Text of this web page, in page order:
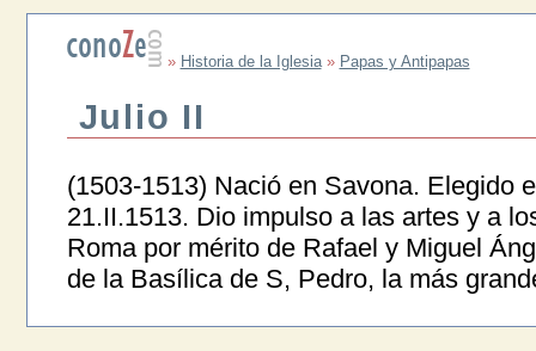
» Historia de la Iglesia» Papas y Antipapas
Julio II
(1503-1513) Nació en Savona. Elegido
21.II.1513. Dio impulso a las artes y a
Roma por mérito de Rafael y Miguel
de la Basílica de S, Pedro, la más